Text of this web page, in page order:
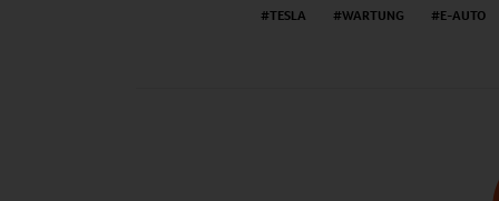
TESLA WARTUNG E-AUTO